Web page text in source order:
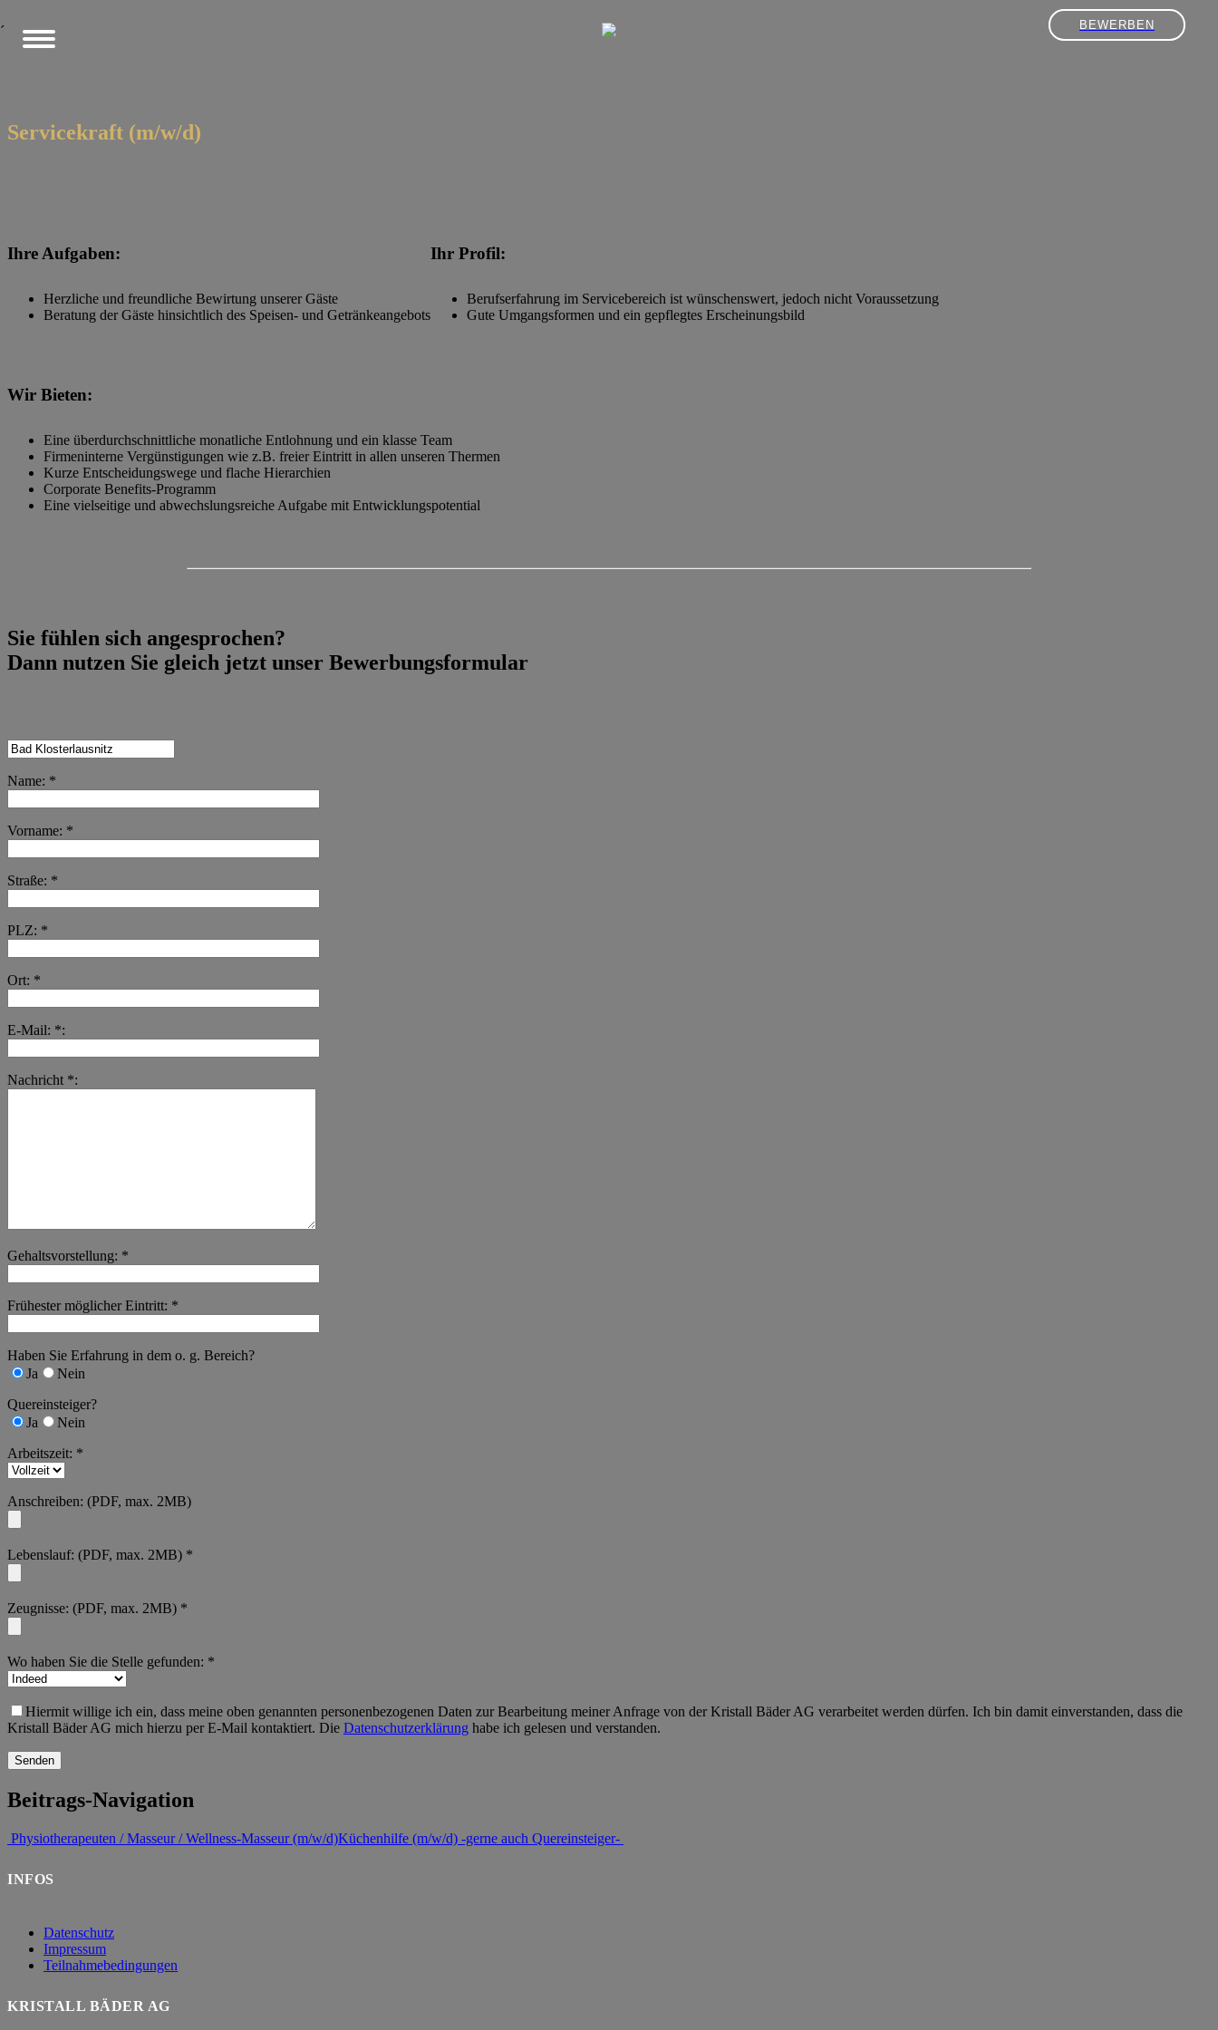
´ BEWERBEN
Servicekraft (m/w/d)
Ihre Aufgaben:
Herzliche und freundliche Bewirtung unserer Gäste
Beratung der Gäste hinsichtlich des Speisen- und Getränkeangebots
Ihr Profil:
Berufserfahrung im Servicebereich ist wünschenswert, jedoch nicht Voraussetzung
Gute Umgangsformen und ein gepflegtes Erscheinungsbild
Wir Bieten:
Eine überdurchschnittliche monatliche Entlohnung und ein klasse Team
Firmeninterne Vergünstigungen wie z.B. freier Eintritt in allen unseren Thermen
Kurze Entscheidungswege und flache Hierarchien
Corporate Benefits-Programm
Eine vielseitige und abwechslungsreiche Aufgabe mit Entwicklungspotential
Sie fühlen sich angesprochen?
Dann nutzen Sie gleich jetzt unser Bewerbungsformular
Name: *
Vorname: *
Straße: *
PLZ: *
Ort: *
E-Mail: *:
Nachricht *:
Gehaltsvorstellung: *
Frühester möglicher Eintritt: *
Haben Sie Erfahrung in dem o. g. Bereich?
Ja
Nein
Quereinsteiger?
Ja
Nein
Arbeitszeit: *
Anschreiben: (PDF, max. 2MB)
Lebenslauf: (PDF, max. 2MB) *
Zeugnisse: (PDF, max. 2MB) *
Wo haben Sie die Stelle gefunden: *
Hiermit willige ich ein, dass meine oben genannten personenbezogenen Daten zur Bearbeitung meiner Anfrage von der Kristall Bäder AG verarbeitet werden dürfen. Ich bin damit einverstanden, dass die
Kristall Bäder AG mich hierzu per E-Mail kontaktiert. Die Datenschutzerklärung habe ich gelesen und verstanden.
Beitrags-Navigation
Physiotherapeuten / Masseur / Wellness-Masseur (m/w/d)Küchenhilfe (m/w/d) -gerne auch Quereinsteiger-
INFOS
Datenschutz
Impressum
Teilnahmebedingungen
KRISTALL BÄDER AG